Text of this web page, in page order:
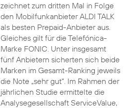
zeichnet zum dritten Mal in Folge
den Mobilfunkanbieter ALDI TALK
als besten Prepaid-Anbieter aus.
Gleiches gilt für die Telefónica-
Marke FONIC. Unter insgesamt
fünf Anbietern sicherten sich beide
Marken im Gesamt-Ranking jeweils
die Note „sehr gut“. Im Rahmen der
jährlichen Studie ermittelte die
Analysegesellschaft ServiceValue,